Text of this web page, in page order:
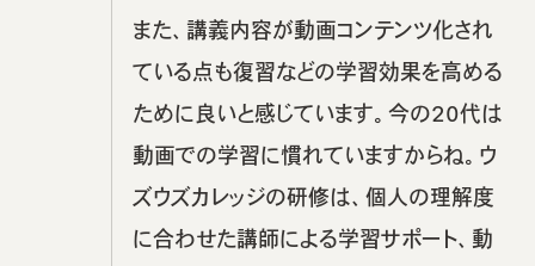
また、講義内容が動画コンテンツ化され
ている点も復習などの学習効果を高める
ために良いと感じています。今の20代は
動画での学習に慣れていますからね。ウ
ズウズカレッジの研修は、個人の理解度
に合わせた講師による学習サポート、動